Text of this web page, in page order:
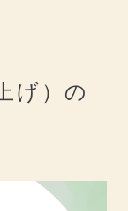
げ）の